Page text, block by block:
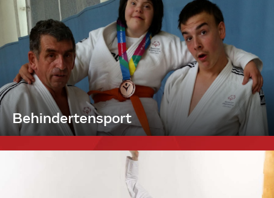
Behindertensport